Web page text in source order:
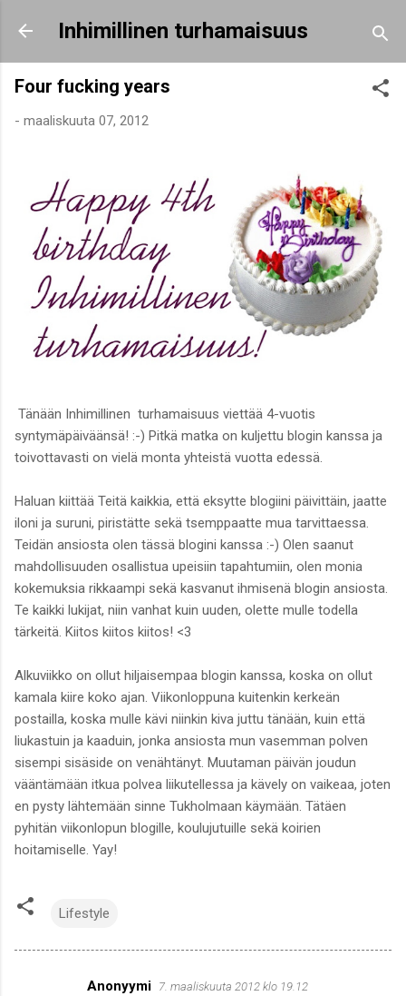
Siirry pääsisältöön
Inhimillinen turhamaisuus
Four fucking years
- maaliskuuta 07, 2012
Tänään Inhimillinen turhamaisuus viettää 4-vuotis
syntymäpäiväänsä! :-) Pitkä matka on kuljettu blogin kanssa ja
toivottavasti on vielä monta yhteistä vuotta edessä.
Haluan kiittää Teitä kaikkia, että eksytte blogiini päivittäin, jaatte
iloni ja suruni, piristätte sekä tsemppaatte mua tarvittaessa.
Teidän ansiosta olen tässä blogini kanssa :-) Olen saanut
mahdollisuuden osallistua upeisiin tapahtumiin, olen monia
kokemuksia rikkaampi sekä kasvanut ihmisenä blogin ansiosta.
Te kaikki lukijat, niin vanhat kuin uuden, olette mulle todella
tärkeitä. Kiitos kiitos kiitos! <3
Alkuviikko on ollut hiljaisempaa blogin kanssa, koska on ollut
kamala kiire koko ajan. Viikonloppuna kuitenkin kerkeän
postailla, koska mulle kävi niinkin kiva juttu tänään, kuin että
liukastuin ja kaaduin, jonka ansiosta mun vasemman polven
sisempi sisäside on venähtänyt. Muutaman päivän joudun
vääntämään itkua polvea liikutellessa ja kävely on vaikeaa, joten
en pysty lähtemään sinne Tukholmaan käymään. Tätäen
pyhitän viikonlopun blogille, koulujutuille sekä koirien
hoitamiselle. Yay!
Lifestyle
Anonyymi 7. maaliskuuta 2012 klo 19.12